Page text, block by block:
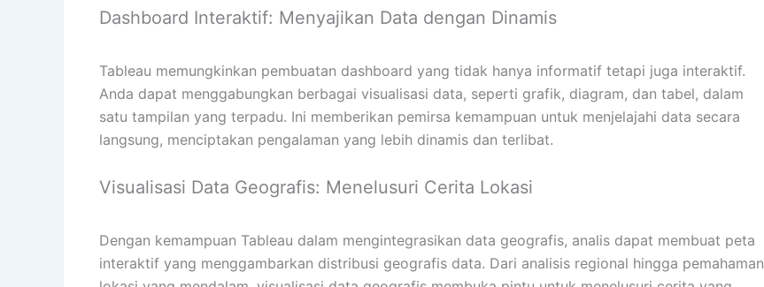
Dashboard Interaktif: Menyajikan Data dengan Dinamis
Tableau memungkinkan pembuatan dashboard yang tidak hanya informatif tetapi juga interaktif.
Anda dapat menggabungkan berbagai visualisasi data, seperti grafik, diagram, dan tabel, dalam
satu tampilan yang terpadu. Ini memberikan pemirsa kemampuan untuk menjelajahi data secara
langsung, menciptakan pengalaman yang lebih dinamis dan terlibat.
Visualisasi Data Geografis: Menelusuri Cerita Lokasi
Dengan kemampuan Tableau dalam mengintegrasikan data geografis, analis dapat membuat peta
interaktif yang menggambarkan distribusi geografis data. Dari analisis regional hingga pemahaman